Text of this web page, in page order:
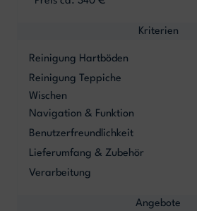
Kriterien
Reinigung Hartböden
Reinigung Teppiche
Wischen
Navigation & Funktion
Benutzerfreundlichkeit
Lieferumfang & Zubehör
Verarbeitung
Angebote